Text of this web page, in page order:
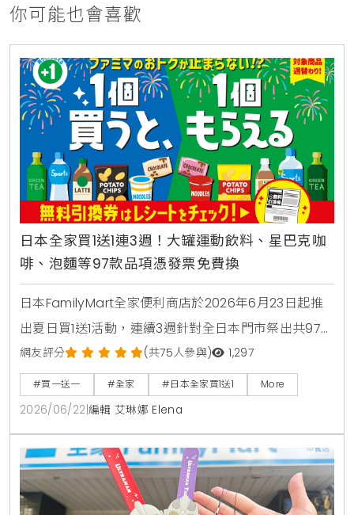
你可能也會喜歡
日本全家買1送1連3週！大罐運動飲料、星巴克咖
啡、泡麵等97款品項憑發票免費換
日本FamilyMart全家便利商店於2026年6月23日起推
出夏日買1送1活動，連續3週針對全日本門市祭出共97款
人氣商品，包含星巴克咖啡、大容量運動飲料、日清杯
麵及熱銷巧克力零食，消費者購買指定商品即可於隔週
憑發票免費兌換，是近期台灣讀者前往日本旅遊、自由
行時不可錯過的超商省錢必看攻略。
網友評分 (共75人參與) 1,297
#買一送一 #全家 #日本全家買1送1 More
2026/06/22 編輯 艾琳娜 Elena